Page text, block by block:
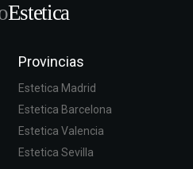
Estetica
Provincias
Estetica Madrid
Estetica Barcelona
Estetica Valencia
Estetica Sevilla